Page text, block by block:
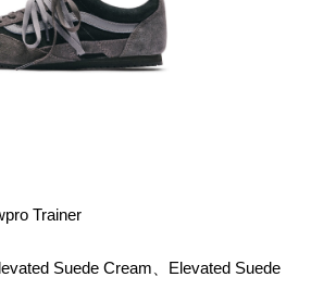
Trainer
Suede Cream、Elevated Suede